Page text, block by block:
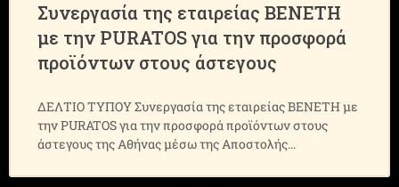
Συνεργασία της εταιρείας ΒΕΝΕΤΗ
με την PURATOS για την προσφορά
προϊόντων στους άστεγους
ΔΕΛΤΙΟ ΤΥΠΟΥ Συνεργασία της εταιρείας ΒΕΝΕΤΗ με
την PURATOS για την προσφορά προϊόντων στους
άστεγους της Αθήνας μέσω της Αποστολής